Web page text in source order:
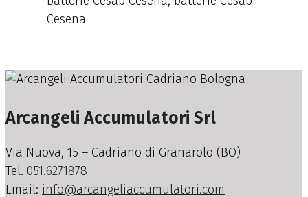
Cesena
Arcangeli Accumulatori Srl
Via Nuova, 15 – Cadriano di Granarolo (BO)
Tel. 051.6271878
Email: info@arcangeliaccumulatori.com